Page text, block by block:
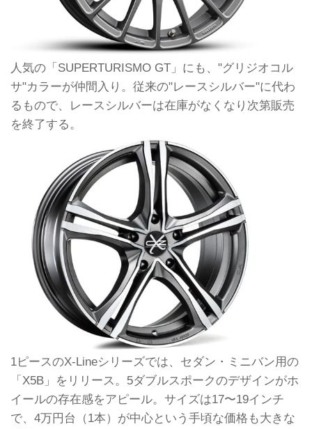
人気の「SUPERTURISMO GT」にも、"グリジオコル
サ"カラーが仲間入り。従来の"レースシルバー"に代わ
るもので、レースシルバーは在庫がなくなり次第販売
を終了する。
1ピースのX-Lineシリーズでは、セダン・ミニバン用の
「X5B」をリリース。5ダブルスポークのデザインがホ
イールの存在感をアピール。サイズは17〜19インチ
で、4万円台（1本）が中心という手頃な価格も大きな